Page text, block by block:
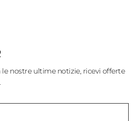
nostre ultime notizie, ricevi offerte